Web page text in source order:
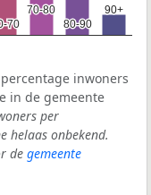
70
70
70-80
70-80
80-90
80-90
90+
90+
inwoners
in de gemeente
per
helaas onbekend.
de gemeente